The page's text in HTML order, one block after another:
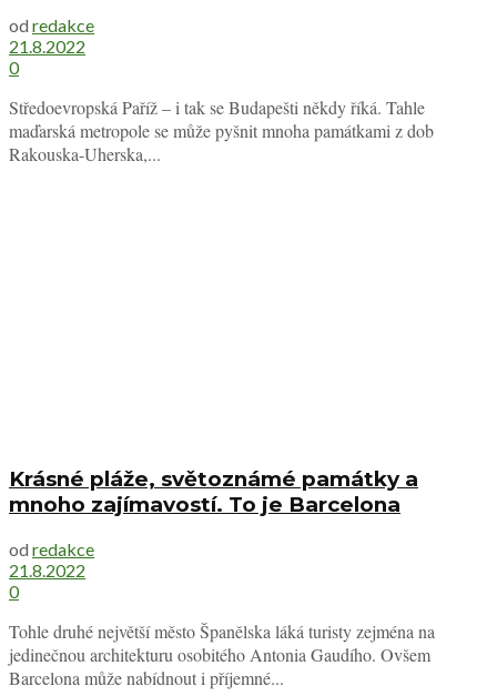
od redakce
21.8.2022
0
Středoevropská Paříž – i tak se Budapešti někdy říká. Tahle
maďarská metropole se může pyšnit mnoha památkami z dob
Rakouska-Uherska,...
Krásné pláže, světoznámé památky a
mnoho zajímavostí. To je Barcelona
od redakce
21.8.2022
0
Tohle druhé největší město Španělska láká turisty zejména na
jedinečnou architekturu osobitého Antonia Gaudího. Ovšem
Barcelona může nabídnout i příjemné...